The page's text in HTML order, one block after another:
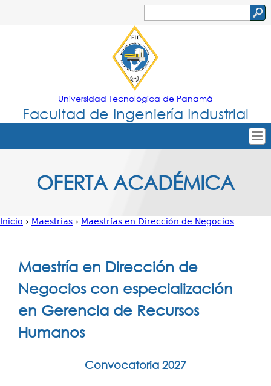
Jump to navigation
de
búsqueda
Universidad Tecnológica de Panamá
Facultad de Ingeniería Industrial
Nuestra Facultad
Secretarías
Investigación
Servicios
OFERTA ACADÉMICA
está
aquí
Inicio › Maestrias › Maestrías en Dirección de Negocios
Maestría en Dirección de
Negocios con especialización
en Gerencia de Recursos
Humanos
Convocatoria 2027